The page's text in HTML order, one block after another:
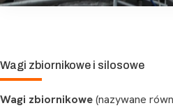
Wagi zbiornikowe i silosowe
Wagi zbiornikowe(nazywane